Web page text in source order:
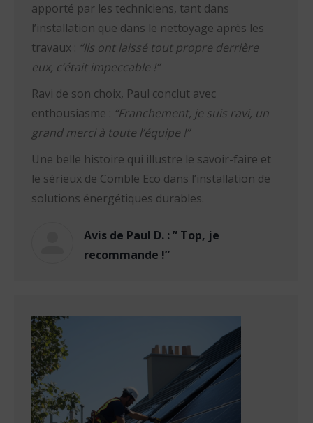
apporté par les techniciens, tant dans
l’installation que dans le nettoyage après les
travaux : “Ils ont laissé tout propre derrière
eux, c’était impeccable !”
Ravi de son choix, Paul conclut avec
enthousiasme : “Franchement, je suis ravi, un
grand merci à toute l’équipe !”
Une belle histoire qui illustre le savoir-faire et
le sérieux de Comble Eco dans l’installation de
solutions énergétiques durables.
Avis de Paul D. : ” Top, je
recommande !”